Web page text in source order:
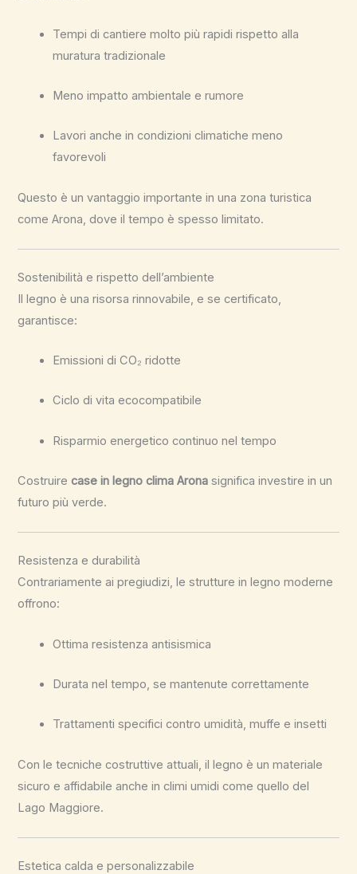
Tempi di cantiere molto più rapidi rispetto alla
muratura tradizionale
Meno impatto ambientale e rumore
Lavori anche in condizioni climatiche meno
favorevoli
Questo è un vantaggio importante in una zona turistica
come Arona, dove il tempo è spesso limitato.
Sostenibilità e rispetto dell’ambiente
Il legno è una risorsa rinnovabile, e se certificato,
garantisce:
Emissioni di CO₂ ridotte
Ciclo di vita ecocompatibile
Risparmio energetico continuo nel tempo
Costruirecase in legno clima Arona significa investire in un
futuro più verde.
Resistenza e durabilità
Contrariamente ai pregiudizi, le strutture in legno moderne
offrono:
Ottima resistenza antisismica
Durata nel tempo, se mantenute correttamente
Trattamenti specifici contro umidità, muffe e insetti
Con le tecniche costruttive attuali, il legno è un materiale
sicuro e affidabile anche in climi umidi come quello del
Lago Maggiore.
Estetica calda e personalizzabile